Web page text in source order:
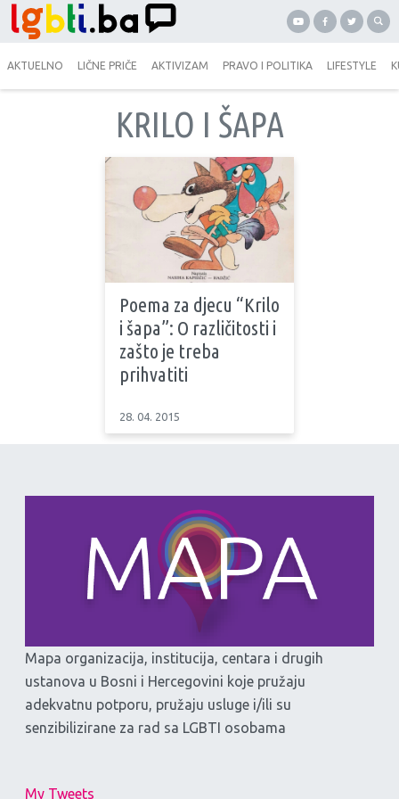
AKTUELNO LIČNE PRIČE AKTIVIZAM PRAVO I POLITIKA LIFESTYLE
KRILO I ŠAPA
Poema za djecu “Krilo
i šapa”: O različitosti i
zašto je treba
prihvatiti
28. 04. 2015
Mapa organizacija, institucija, centara i drugih
ustanova u Bosni i Hercegovini koje pružaju
adekvatnu potporu, pružaju usluge i/ili su
senzibilizirane za rad sa LGBTI osobama
My Tweets